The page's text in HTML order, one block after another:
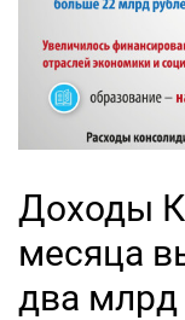
Доходы
месяца
два млрд